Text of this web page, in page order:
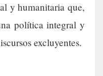
y humanitaria que,
política integral y
excluyentes.